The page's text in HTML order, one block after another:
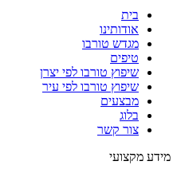
בית
אודותינו
מגדש טורבו
טיפים
שיפוץ טורבו לפי יצרן
שיפוץ טורבו לפי עיר
מבצעים
בלוג
צור קשר
מידע מקצועי